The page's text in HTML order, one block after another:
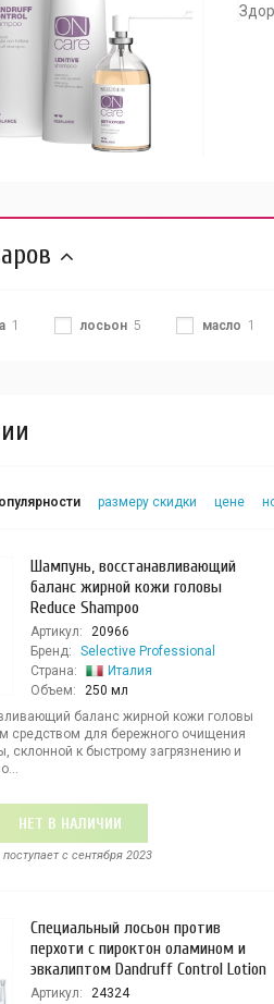
1 лосьон 5 масло 1
размеру скидки цене
Шампунь, восстанавливающий
баланс жирной кожи головы
Reduce Shampoo
Артикул:
20966
Бренд:
Selective Professional
Страна:
Италия
Объем:
250 мл
баланс жирной кожи головы
средством для бережного очищения
склонной к быстрому загрязнению и
НЕТ В НАЛИЧИИ
поступает c сентября 2023
Специальный лосьон против
перхоти с пироктон оламином и
эвкалиптом Dandruff Control Lotion
Артикул:
24324